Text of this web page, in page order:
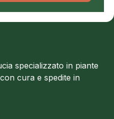
specializzato in piante
cura e spedite in